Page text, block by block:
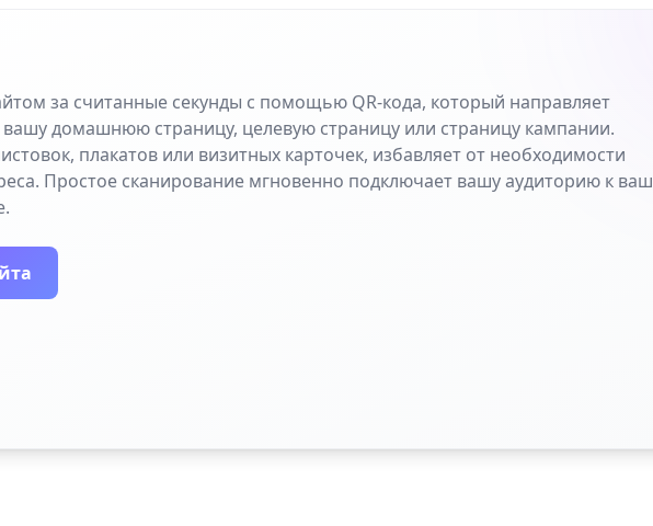
за считанные секунды с помощью QR-кода, который направляет
домашнюю страницу, целевую страницу или страницу кампании.
плакатов или визитных карточек, избавляет от необходимости
Простое сканирование мгновенно подключает вашу аудиторию к